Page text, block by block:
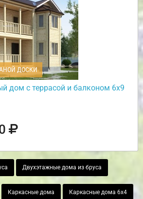
ДОСКИ
дом с террасой и балконом 6х9
Двухэтажные дома из бруса
Каркасные дома Каркасные дома 6х4